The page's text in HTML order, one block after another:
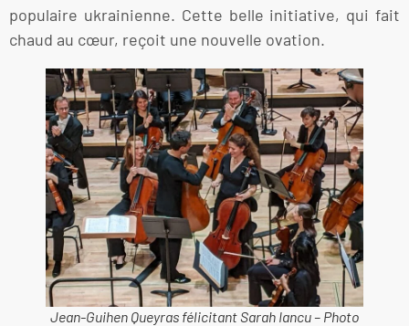
populaire ukrainienne. Cette belle initiative, qui fait
chaud au cœur, reçoit une nouvelle ovation.
Jean-Guihen Queyras félicitant Sarah Iancu – Photo